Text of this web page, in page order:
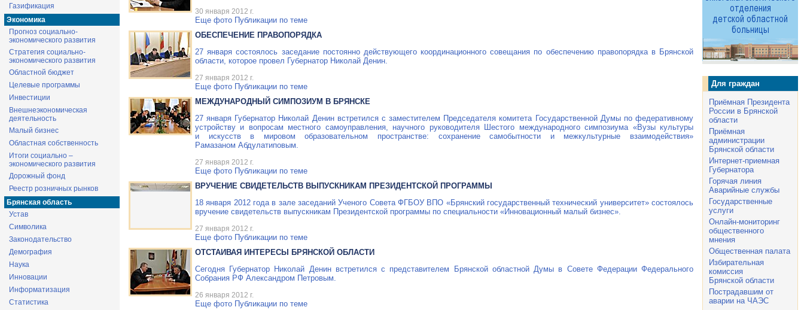
Газификация
Экономика
Прогноз социально-
экономического развития
Стратегия социально-
экономического развития
Областной бюджет
Целевые программы
Инвестиции
Внешнеэкономическая
деятельность
Малый бизнес
Областная собственность
Итоги социально –
экономического развития
Дорожный фонд
Реестр розничных рынков
Брянская область
Устав
Символика
Законодательство
Демография
Наука
Инновации
Информатизация
Статистика
30 января 2012 г.
Еще фото Публикации по теме
ОБЕСПЕЧЕНИЕ ПРАВОПОРЯДКА
27 января состоялось заседание постоянно действующего координационного совещания по обеспечению правопорядка в Брянской
области, которое провел Губернатор Николай Денин.
27 января 2012 г.
Еще фото Публикации по теме
МЕЖДУНАРОДНЫЙ СИМПОЗИУМ В БРЯНСКЕ
27 января Губернатор Николай Денин встретился с заместителем Председателя комитета Государственной Думы по федеративному
устройству и вопросам местного самоуправления, научного руководителя Шестого международного симпозиума «Вузы культуры
и искусств в мировом образовательном пространстве: сохранение самобытности и межкультурные взаимодействия»
Рамазаном Абдулатиповым.
27 января 2012 г.
Еще фото Публикации по теме
ВРУЧЕНИЕ СВИДЕТЕЛЬСТВ ВЫПУСКНИКАМ ПРЕЗИДЕНТСКОЙ ПРОГРАММЫ
18 января 2012 года в зале заседаний Ученого Совета ФГБОУ ВПО «Брянский государственный технический университет» состоялось
вручение свидетельств выпускникам Президентской программы по специальности «Инновационный малый бизнес».
27 января 2012 г.
Еще фото Публикации по теме
ОТСТАИВАЯ ИНТЕРЕСЫ БРЯНСКОЙ ОБЛАСТИ
Сегодня Губернатор Николай Денин встретился с представителем Брянской областной Думы в Совете Федерации Федерального
Собрания РФ Александром Петровым.
26 января 2012 г.
Еще фото Публикации по теме
Для граждан
Приёмная Президента
России в Брянской
области
Приёмная
администрации
Брянской области
Интернет-приемная
Губернатора
Горячая линия
Аварийные службы
Государственные
услуги
Онлайн-мониторинг
общественного
мнения
Общественная палата
Избирательная
комиссия
Брянской области
Пострадавшим от
аварии на ЧАЭС